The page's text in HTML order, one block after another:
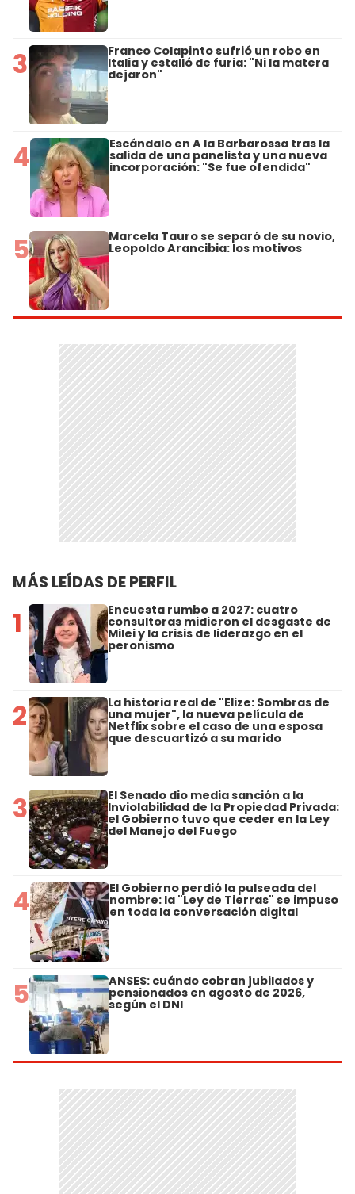
3 Franco Colapinto sufrió un robo en
Italia y estalló de furia: "Ni la matera
dejaron"
4 Escándalo en A la Barbarossa tras la
salida de una panelista y una nueva
incorporación: "Se fue ofendida"
5 Marcela Tauro se separó de su novio,
Leopoldo Arancibia: los motivos
MÁS LEÍDAS DE PERFIL
1 Encuesta rumbo a 2027: cuatro
consultoras midieron el desgaste de
Milei y la crisis de liderazgo en el
peronismo
2 La historia real de "Elize: Sombras de
una mujer", la nueva película de
Netflix sobre el caso de una esposa
que descuartizó a su marido
3 El Senado dio media sanción a la
Inviolabilidad de la Propiedad Privada:
el Gobierno tuvo que ceder en la Ley
del Manejo del Fuego
4 El Gobierno perdió la pulseada del
nombre: la "Ley de Tierras" se impuso
en toda la conversación digital
5 ANSES: cuándo cobran jubilados y
pensionados en agosto de 2026,
según el DNI